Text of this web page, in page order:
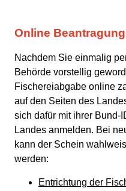
Online
Nachdem Sie einmalig
Behörde vorstellig
Fischereiabgabe online
auf den Seiten des
sich dafür mit ihrer Bund-
Landes anmelden. Bei
kann der Schein
werden:
Entrichtung der